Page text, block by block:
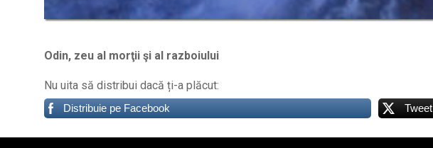
Odin, zeu al morţii şi al razboiului
Nu uita să distribui dacă ți-a plăcut:
Distribuie pe Facebook Tweet